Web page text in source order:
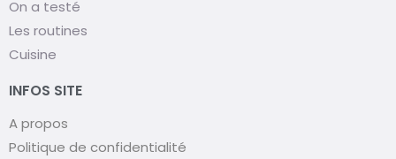
On a testé
Les routines
Cuisine
INFOS SITE
A propos
Politique de confidentialité